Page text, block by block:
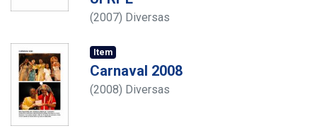
(2007) Diversas
Item
Carnaval 2008
(2008) Diversas